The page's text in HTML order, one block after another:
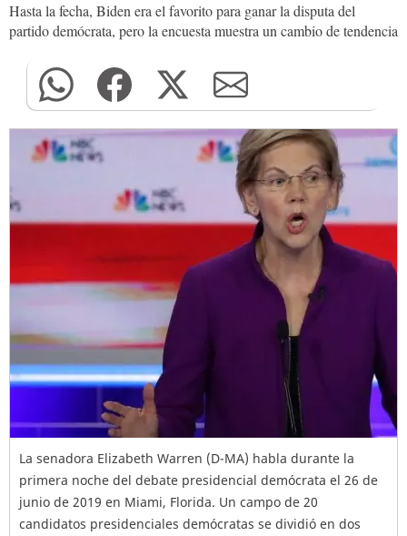
Hasta la fecha, Biden era el favorito para ganar la disputa del
partido demócrata, pero la encuesta muestra un cambio de tendencia
La senadora Elizabeth Warren (D-MA) habla durante la
primera noche del debate presidencial demócrata el 26 de
junio de 2019 en Miami, Florida. Un campo de 20
candidatos presidenciales demócratas se dividió en dos